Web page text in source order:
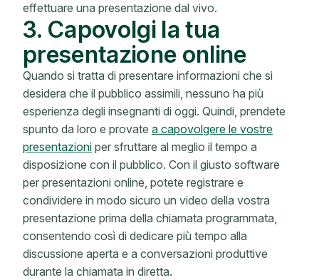
effettuare una presentazione dal vivo.
3. Capovolgi la tua
presentazione online
Quando si tratta di presentare informazioni che si
desidera che il pubblico assimili, nessuno ha più
esperienza degli insegnanti di oggi. Quindi, prendete
spunto da loro e provate a capovolgere le vostre
presentazioni per sfruttare al meglio il tempo a
disposizione con il pubblico. Con il giusto software
per presentazioni online, potete registrare e
condividere in modo sicuro un video della vostra
presentazione prima della chiamata programmata,
consentendo così di dedicare più tempo alla
discussione aperta e a conversazioni produttive
durante la chiamata in diretta.